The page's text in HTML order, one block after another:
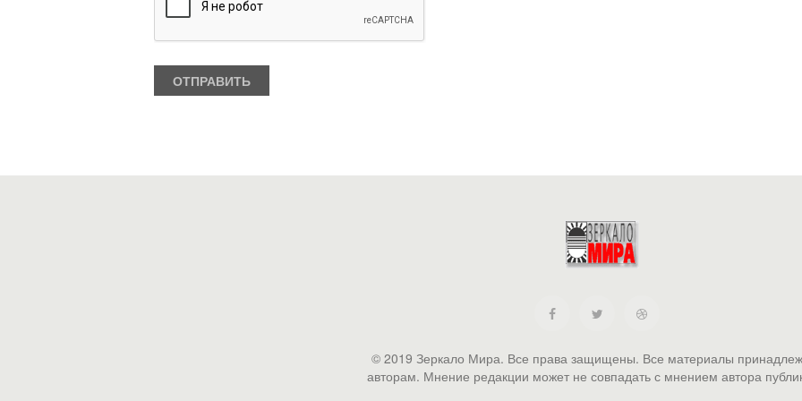
© 2019 Зеркало Мира. Все права защищены. Все материалы
авторам. Мнение редакции может не совпадать с мнением автора